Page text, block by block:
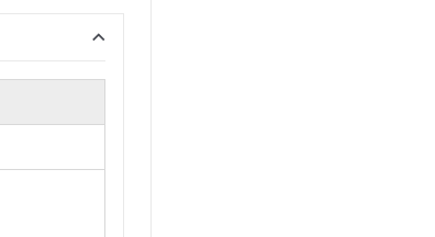
通过自然语言交互简化开发流程,全栈开发支持